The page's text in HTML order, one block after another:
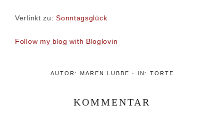
Verlinkt zu:Sonntagsglück
Follow my blog with Bloglovin
AUTOR: MAREN LUBBE · IN: TORTE
KOMMENTAR